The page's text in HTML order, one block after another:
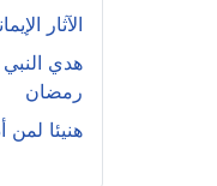
الآثار
هدي
رمضان
هنيئا